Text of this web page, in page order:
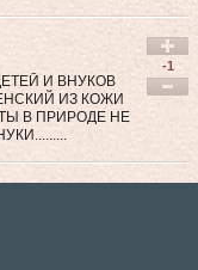
И ВНУКОВ
ИЗ КОЖИ
В ПРИРОДЕ НЕ
-1